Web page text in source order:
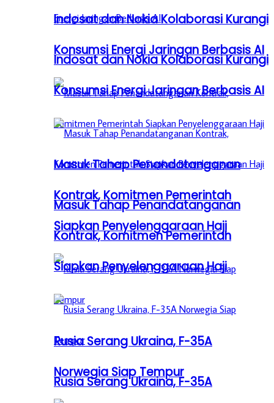
Indosat dan Nokia Kolaborasi Kurangi
Konsumsi Energi Jaringan Berbasis AI
Masuk Tahap Penandatanganan
Kontrak, Komitmen Pemerintah
Siapkan Penyelenggaraan Haji
Rusia Serang Ukraina, F-35A
Norwegia Siap Tempur
Indosat dan Nokia Kolaborasi Kurangi
Konsumsi Energi Jaringan Berbasis AI
Masuk Tahap Penandatanganan
Kontrak, Komitmen Pemerintah
Siapkan Penyelenggaraan Haji
Rusia Serang Ukraina, F-35A